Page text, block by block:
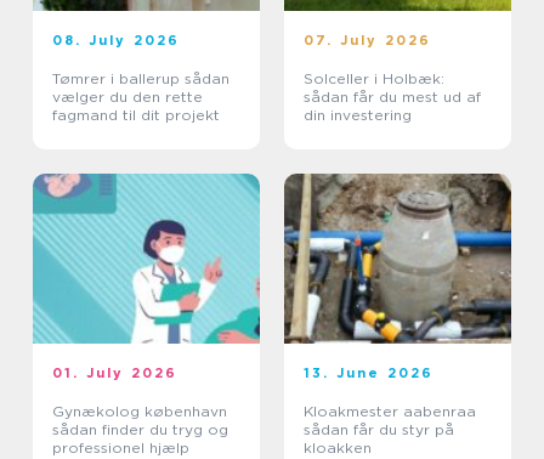
08. July 2026
Tømrer i ballerup sådan
vælger du den rette
fagmand til dit projekt
07. July 2026
Solceller i Holbæk:
sådan får du mest ud af
din investering
01. July 2026
Gynækolog københavn
sådan finder du tryg og
professionel hjælp
13. June 2026
Kloakmester aabenraa
sådan får du styr på
kloakken